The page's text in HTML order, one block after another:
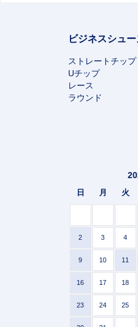
ビジネスシュ
ストレートチップ
Uチップ
レース
ラウンド
日 月 火
2 3 4
9 10 11
16 17 18
23 24 25